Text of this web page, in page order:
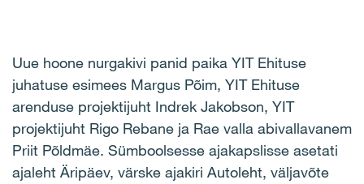
Uue hoone nurgakivi panid paika YIT Ehituse
juhatuse esimees Margus Põim, YIT Ehituse
arenduse projektijuht Indrek Jakobson, YIT
projektijuht Rigo Rebane ja Rae valla abivallavanem
Priit Põldmäe. Sümboolsesse ajakapslisse asetati
ajaleht Äripäev, värske ajakiri Autoleht, väljavõte